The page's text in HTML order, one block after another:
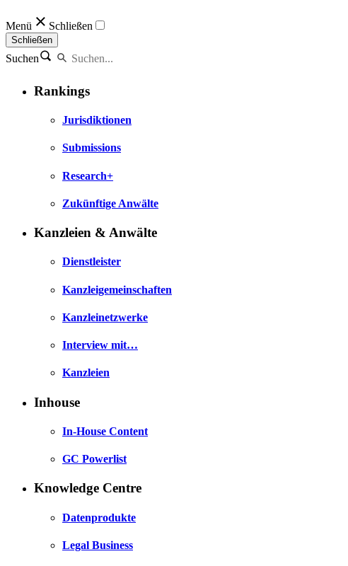
Menü Schließen
Schließen
Suchen
Rankings
Jurisdiktionen
Submissions
Research+
Zukünftige Anwälte
Kanzleien & Anwälte
Dienstleister
Kanzleigemeinschaften
Kanzleinetzwerke
Interview mit…
Kanzleien
Inhouse
In-House Content
GC Powerlist
Knowledge Centre
Datenprodukte
Legal Business